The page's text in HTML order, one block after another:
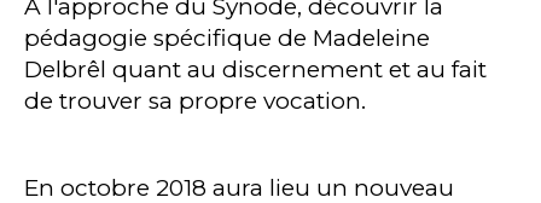
A l'approche du Synode, découvrir la
pédagogie spécifique de Madeleine
Delbrêl quant au discernement et au fait
de trouver sa propre vocation.
En octobre 2018 aura lieu un nouveau